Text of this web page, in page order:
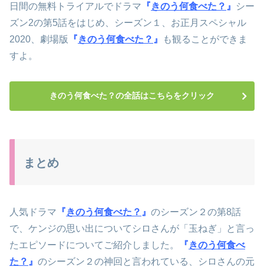
日間の無料トライアルでドラマ 『きのう何食べた？ 』
シー
ズン2の第5話をはじめ、シーズン１、お正月スペシャル
2020、劇場版
『きのう何食べた？ 』
も観ることができま
すよ。
きのう何食べた？の全話はこちらをクリック
まとめ
人気ドラマ 『きのう何食べた？ 』 のシーズン２の第8話
で、ケンジの思い出についてシロさんが「玉ねぎ」と言っ
たエピソードについてご紹介しました。
『きのう何食べ
た？ 』 のシーズン２の神回と言われている、シロさんの元